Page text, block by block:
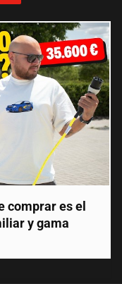
comprar es el
y gama